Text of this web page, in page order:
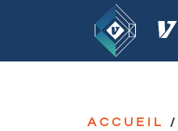
ACCUEIL /